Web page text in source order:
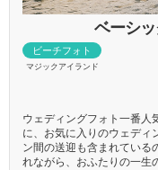
ベーシ
ビーチフォト
マジックアイランド
ウェディングフォト一番人
に、お気に入りのウェディ
ン間の送迎も含まれている
れながら、おふたりの一生